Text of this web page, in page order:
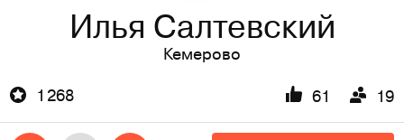
Илья Салтевский
Кемерово
1 268
61 19